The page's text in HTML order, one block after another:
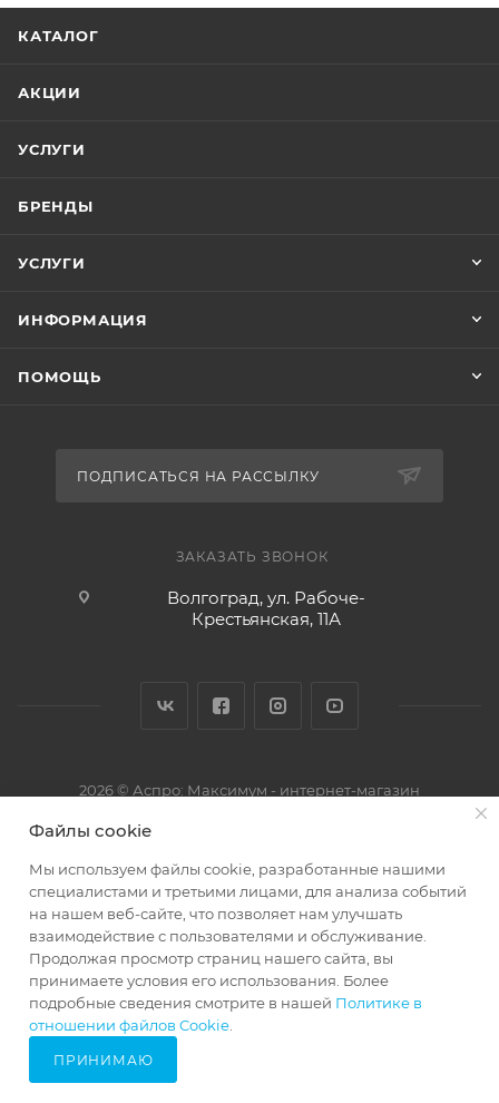
КАТАЛОГ
АКЦИИ
УСЛУГИ
БРЕНДЫ
УСЛУГИ
ИНФОРМАЦИЯ
ПОМОЩЬ
ПОДПИСАТЬСЯ НА РАССЫЛКУ
ЗАКАЗАТЬ ЗВОНОК
Волгоград, ул. Рабоче-
Крестьянская, 11А
2026 © Аспро: Максимум - интернет-магазин
68248933
Файлы cookie
Мы используем файлы cookie, разработанные нашими
специалистами и третьими лицами, для анализа событий
на нашем веб-сайте, что позволяет нам улучшать
взаимодействие с пользователями и обслуживание.
Продолжая просмотр страниц нашего сайта, вы
принимаете условия его использования. Более
подробные сведения смотрите в нашей Политике в
отношении файлов Cookie
ПРИНИМАЮ
Главная
Кабинет